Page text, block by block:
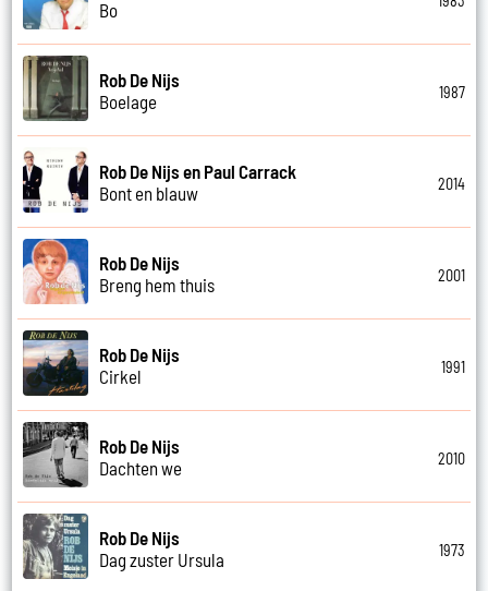
Bo
Rob De Nijs
Boelage
1987
Rob De Nijs en Paul Carrack
Bont en blauw
2014
Rob De Nijs
Breng hem thuis
2001
Rob De Nijs
Cirkel
1991
Rob De Nijs
Dachten we
2010
Rob De Nijs
Dag zuster Ursula
1973